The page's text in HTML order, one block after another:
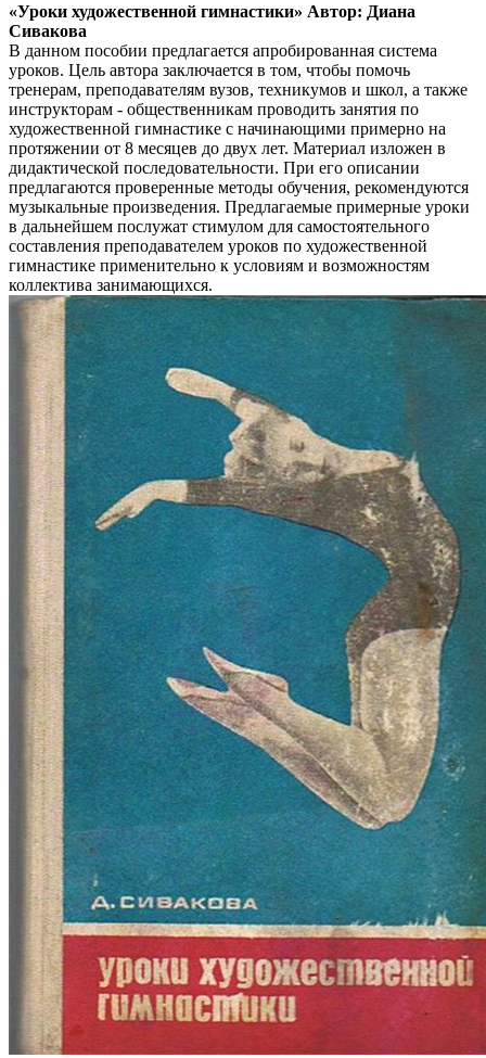
«Уроки художественной гимнастики» Автор: Диана
Сивакова
В данном пособии предлагается апробированная система
уроков. Цель автора заключается в том, чтобы помочь
тренерам, преподавателям вузов, техникумов и школ, а также
инструкторам - общественникам проводить занятия по
художественной гимнастике с начинающими примерно на
протяжении от 8 месяцев до двух лет. Материал изложен в
дидактической последовательности. При его описании
предлагаются проверенные методы обучения, рекомендуются
музыкальные произведения. Предлагаемые примерные уроки
в дальнейшем послужат стимулом для самостоятельного
составления преподавателем уроков по художественной
гимнастике применительно к условиям и возможностям
коллектива занимающихся.